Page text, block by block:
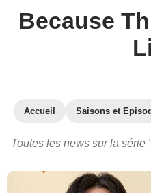
Because
Accueil Saisons et
Toutes les news sur la série